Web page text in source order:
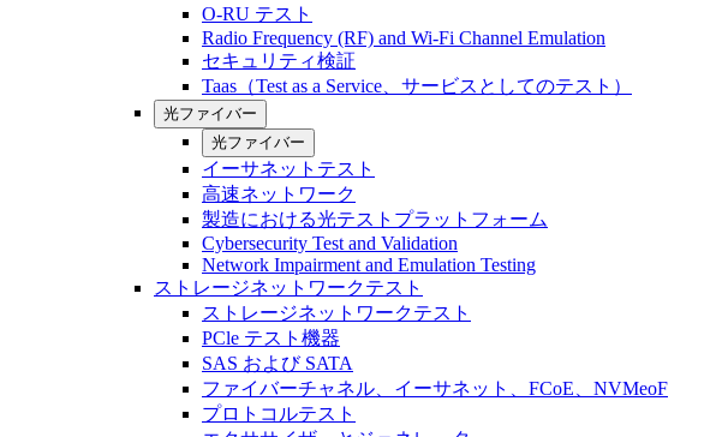
O-RU テスト
Radio Frequency (RF) and Wi-Fi Channel Emulation
セキュリティ検証
Taas（Test as a Service、サービスとしてのテスト）
光ファイバー
光ファイバー
イーサネットテスト
高速ネットワーク
製造における光テストプラットフォーム
Cybersecurity Test and Validation
Network Impairment and Emulation Testing
ストレージネットワークテスト
ストレージネットワークテスト
PCle テスト機器
SAS および SATA
ファイバーチャネル、イーサネット、FCoE、NVMeoF
プロトコルテスト